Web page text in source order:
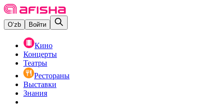
O‘zb Войти
Кино
Концерты
Театры
Рестораны
Выставки
Знания